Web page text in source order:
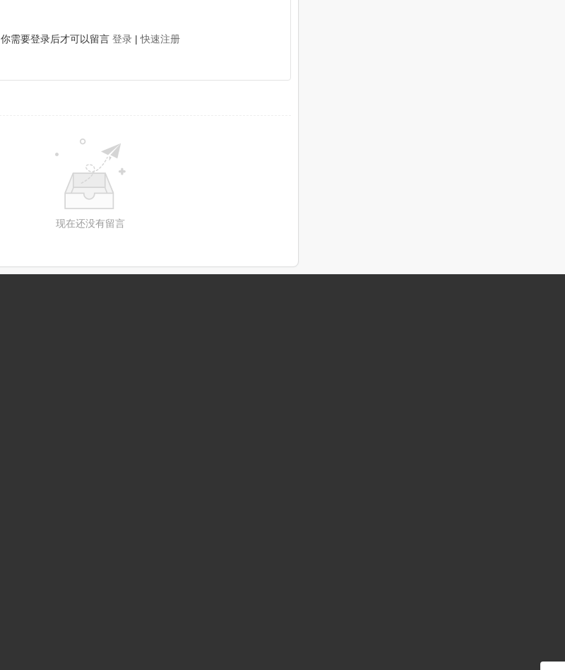
你需要登录后才可以留言 登录 |快速注册
现在还没有留言